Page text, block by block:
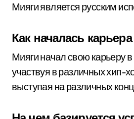
Мияги является русским
Как началась
Мияги начал свою карьеру
участвуя в различных хип-
выступая на различных